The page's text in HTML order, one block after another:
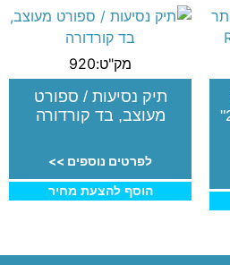
ביותר , עליה למטוס 21"
מק"ט:920
תיק נסיעות / ספורט
מעוצב, בד קורדורה
לפרטים נוספים >>
הוסף להצעת מחיר